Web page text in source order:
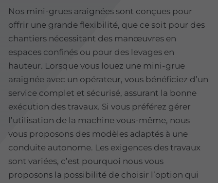
Nos mini-grues araignées sont conçues pour
offrir une grande flexibilité, que ce soit pour des
chantiers nécessitant des manœuvres en
espaces confinés ou pour des levages en
hauteur. Lorsque vous louez une mini-grue
araignée avec un opérateur, vous bénéficiez d’un
service complet et sécurisé, assurant la bonne
exécution des travaux. Si vous préférez gérer
l’utilisation de la machine vous-même, nous
vous proposons des modèles adaptés à une
conduite autonome. Les exigences des travaux
sont variées, c’est pourquoi nous vous
proposons la possibilité de choisir l’option qui